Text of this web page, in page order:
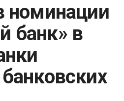
номинации
банк» в